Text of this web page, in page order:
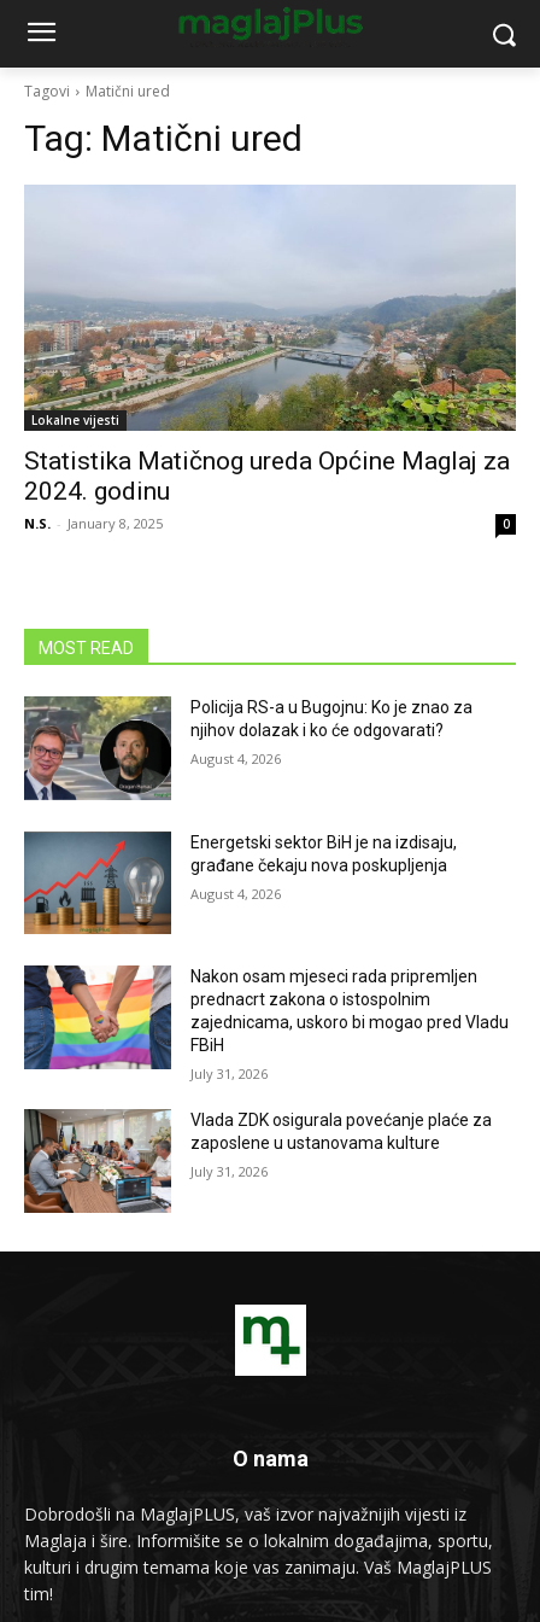
Tagovi Matični ured
Tag: Matični ured
Lokalne vijesti
Statistika Matičnog ureda Općine Maglaj za
2024. godinu
N.S. - January 8, 2025 0
MOST READ
Policija RS-a u Bugojnu: Ko je znao za
njihov dolazak i ko će odgovarati?
August 4, 2026
Energetski sektor BiH je na izdisaju,
građane čekaju nova poskupljenja
August 4, 2026
Nakon osam mjeseci rada pripremljen
prednacrt zakona o istospolnim
zajednicama, uskoro bi mogao pred Vladu
FBiH
July 31, 2026
Vlada ZDK osigurala povećanje plaće za
zaposlene u ustanovama kulture
July 31, 2026
O nama
Dobrodošli na MaglajPLUS, vaš izvor najvažnijih vijesti iz
Maglaja i šire. Informišite se o lokalnim događajima, sportu,
kulturi i drugim temama koje vas zanimaju. Vaš MaglajPLUS
tim!